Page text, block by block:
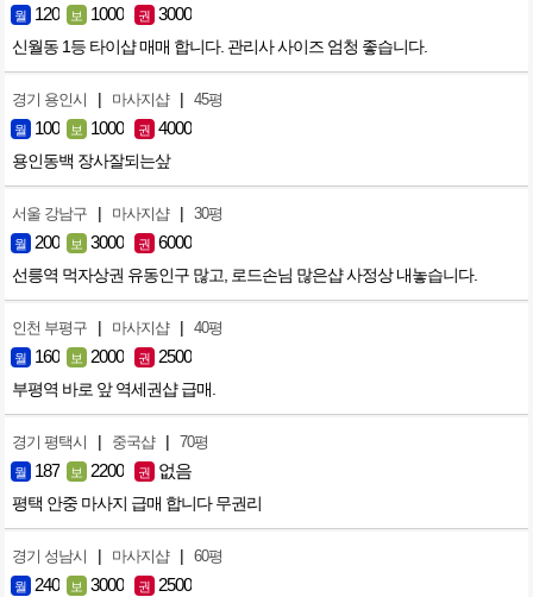
월 120 보 1000 권 3000
신월동 1등 타이샵 매매 합니다. 관리사 사이즈 엄청 좋습니다.
경기 용인시 | 마사지샵 | 45평
월 100 보 1000 권 4000
용인동백 장사잘되는샆
서울 강남구 | 마사지샵 | 30평
월 200 보 3000 권 6000
선릉역 먹자상권 유동인구 많고, 로드손님 많은샵 사정상 내놓습니다.
인천 부평구 | 마사지샵 | 40평
월 160 보 2000 권 2500
부평역 바로 앞 역세권샵 급매.
경기 평택시 | 중국샵 | 70평
월 187 보 2200 권 없음
평택 안중 마사지 급매 합니다 무권리
경기 성남시 | 마사지샵 | 60평
월 240 보 3000 권 2500